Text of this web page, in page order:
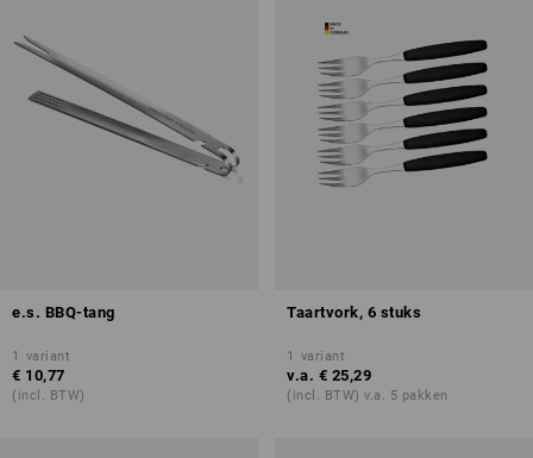
e.s. BBQ-tang
1 variant
€ 10,77
(incl. BTW)
Taartvork, 6 stuks
1 variant
v.a. € 25,29
(incl. BTW) v.a. 5 pakken